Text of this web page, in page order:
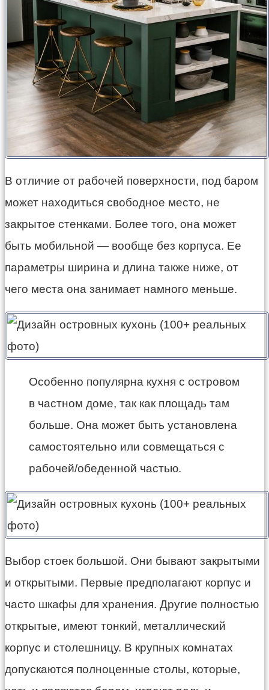
В отличие от рабочей поверхности, под баром
может находиться свободное место, не
закрытое стенками. Более того, она может
быть мобильной — вообще без корпуса. Ее
параметры ширина и длина также ниже, от
чего места она занимает намного меньше.
Особенно популярна кухня с островом
в частном доме, так как площадь там
больше. Она может быть установлена
самостоятельно или совмещаться с
рабочей/обеденной частью.
Выбор стоек большой. Они бывают закрытыми
и открытыми. Первые предполагают корпус и
часто шкафы для хранения. Другие полностью
открытые, имеют тонкий, металлический
корпус и столешницу. В крупных комнатах
допускаются полноценные столы, которые,